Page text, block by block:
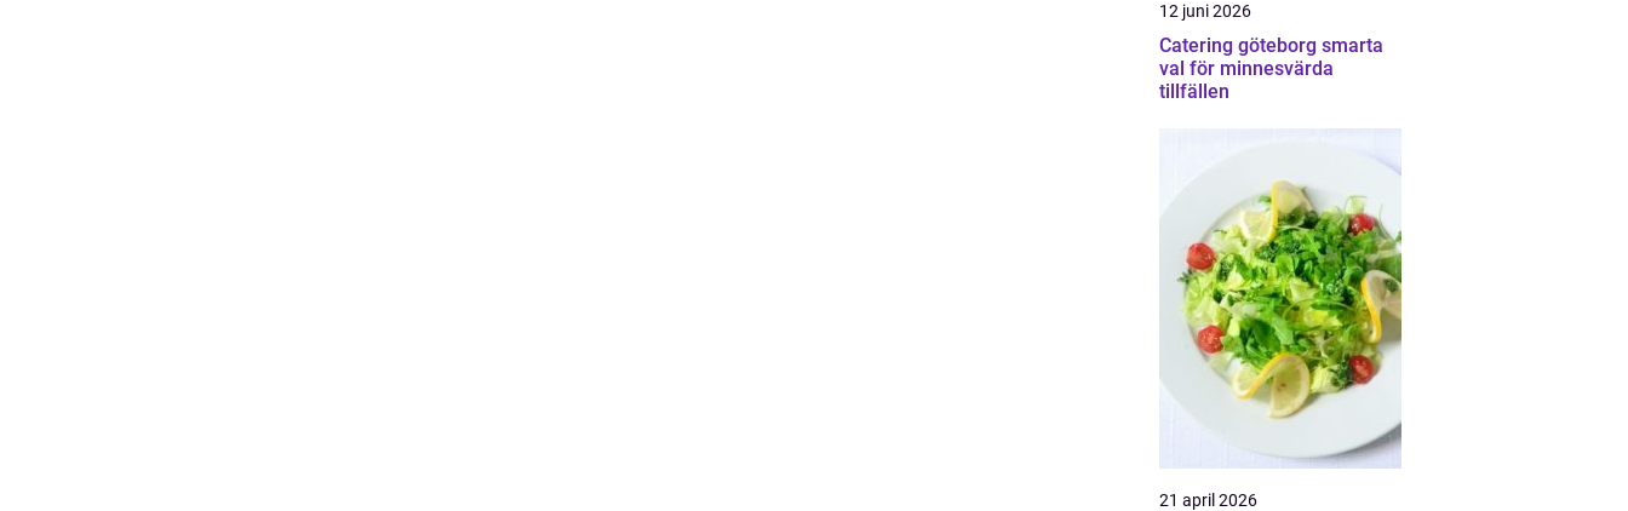
12 juni 2026
Catering göteborg smarta
val för minnesvärda
tillfällen
21 april 2026